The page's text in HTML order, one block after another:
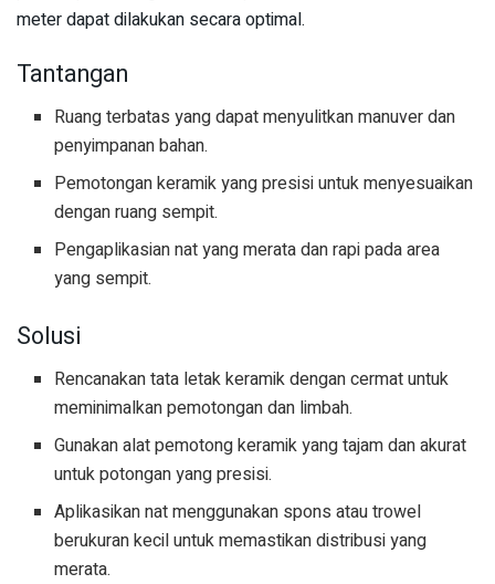
meter dapat dilakukan secara optimal.
Tantangan
Ruang terbatas yang dapat menyulitkan manuver dan
penyimpanan bahan.
Pemotongan keramik yang presisi untuk menyesuaikan
dengan ruang sempit.
Pengaplikasian nat yang merata dan rapi pada area
yang sempit.
Solusi
Rencanakan tata letak keramik dengan cermat untuk
meminimalkan pemotongan dan limbah.
Gunakan alat pemotong keramik yang tajam dan akurat
untuk potongan yang presisi.
Aplikasikan nat menggunakan spons atau trowel
berukuran kecil untuk memastikan distribusi yang
merata.